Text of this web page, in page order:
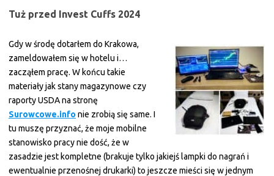
Tuż przed Invest Cuffs 2024
Gdy w środę dotarłem do Krakowa,
zameldowałem się w hotelu i…
zacząłem pracę. W końcu takie
materiały jak stany magazynowe czy
raporty USDA na stronę
Surowcowe.info nie zrobią się same. I
tu muszę przyznać, że moje mobilne
stanowisko pracy nie dość, że w
zasadzie jest kompletne (brakuje tylko jakiejś lampki do nagrań i
ewentualnie przenośnej drukarki) to jeszcze mieści się w jednym